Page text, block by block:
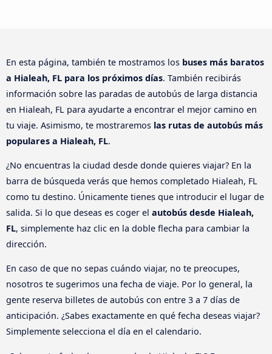
En esta página, también te mostramos los buses más baratos
a Hialeah, FL para los próximos días. También recibirás
información sobre las paradas de autobús de larga distancia
en Hialeah, FL para ayudarte a encontrar el mejor camino en
tu viaje. Asimismo, te mostraremos las rutas de autobús más
populares a Hialeah, FL.
¿No encuentras la ciudad desde donde quieres viajar? En la
barra de búsqueda verás que hemos completado Hialeah, FL
como tu destino. Únicamente tienes que introducir el lugar de
salida. Si lo que deseas es coger el autobús desde Hialeah,
FL, simplemente haz clic en la doble flecha para cambiar la
dirección.
En caso de que no sepas cuándo viajar, no te preocupes,
nosotros te sugerimos una fecha de viaje. Por lo general, la
gente reserva billetes de autobús con entre 3 a 7 días de
anticipación. ¿Sabes exactamente en qué fecha deseas viajar?
Simplemente selecciona el día en el calendario.